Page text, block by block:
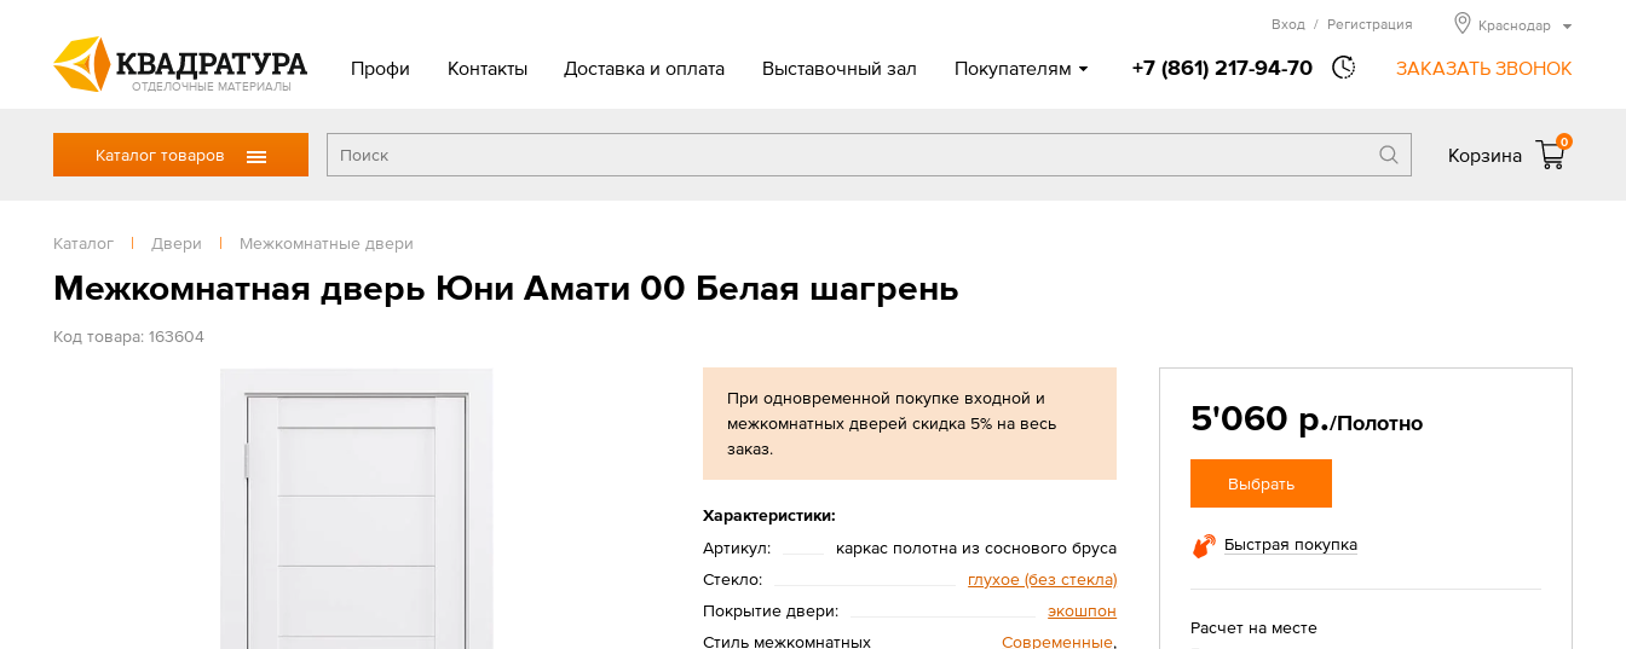
ОТДЕЛОЧНЫЕ МАТЕРИАЛЫ
Профи Контакты Доставка и оплата Выставочный зал Покупателям +7 (861) 217-94-70 ЗАКАЗАТЬ ЗВОНОК
Вход / Регистрация Краснодар
Каталог товаров Корзина
0
Каталог | Двери | Межкомнатные двери
Межкомнатная дверь Юни Амати 00 Белая шагрень
Код товара: 163604
При одновременной покупке входной и
межкомнатных дверей скидка 5% на весь
заказ.
Характеристики:
Артикул:
каркас полотна из соснового бруса
Стекло:
глухое (без стекла)
Покрытие двери:
экошпон
Стиль межкомнатных
Современные,
5'060 р./Полотно
Выбрать
Быстрая покупка
Расчет на месте